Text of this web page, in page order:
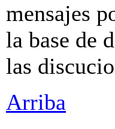
mensajes
la base de
las
Arriba